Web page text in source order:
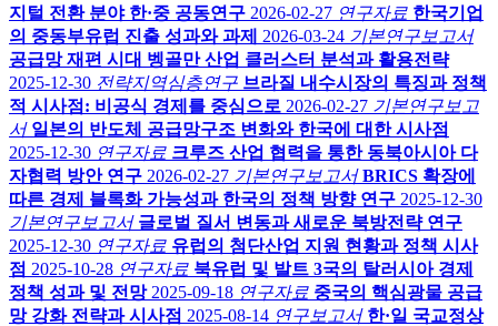
지털 전환 분야 한·중 공동연구 2026-02-27 연구자료 한국기업
의 중동부유럽 진출 성과와 과제
2026-03-24 기본연구보고서
공급망 재편 시대 벵골만 산업 클러스터 분석과 활용전략
2025-12-30 전략지역심층연구 브라질 내수시장의 특징과 정책
적 시사점: 비공식 경제를 중심으로 2026-02-27 기본연구보고
서 일본의 반도체 공급망구조 변화와 한국에 대한 시사점
2025-12-30 연구자료 크루즈 산업 협력을 통한 동북아시아 다
자협력 방안 연구 2026-02-27 기본연구보고서 BRICS 확장에
따른 경제 블록화 가능성과 한국의 정책 방향 연구 2025-12-30
기본연구보고서 글로벌 질서 변동과 새로운 북방전략 연구
2025-12-30 연구자료 유럽의 첨단산업 지원 현황과 정책 시사
점 2025-10-28 연구자료 북유럽 및 발트 3국의 탈러시아 경제
정책 성과 및 전망 2025-09-18 연구자료 중국의 핵심광물 공급
망 강화 전략과 시사점 2025-08-14 연구보고서 한·일 국교정상